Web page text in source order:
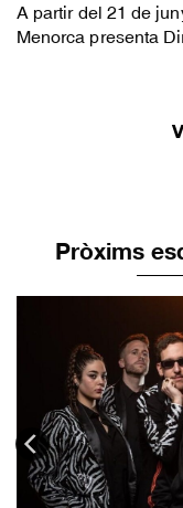
A partir del 21 de
Menorca presenta
Pròxims